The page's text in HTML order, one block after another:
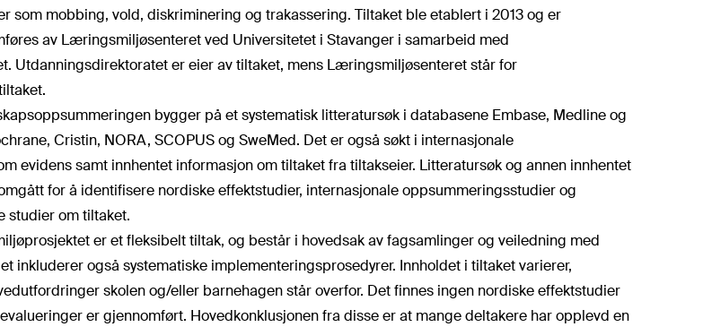
som mobbing, vold, diskriminering og trakassering. Tiltaket ble etablert i 2013 og er
av Læringsmiljøsenteret ved Universitetet i Stavanger i samarbeid med
Utdanningsdirektoratet er eier av tiltaket, mens Læringsmiljøsenteret står for
bygger på et systematisk litteratursøk i databasene Embase, Medline og
Cristin, NORA, SCOPUS og SweMed. Det er også søkt i internasjonale
evidens samt innhentet informasjon om tiltaket fra tiltakseier. Litteratursøk og annen innhentet
for å identifisere nordiske effektstudier, internasjonale oppsummeringsstudier og
studier om tiltaket.
er et fleksibelt tiltak, og består i hovedsak av fagsamlinger og veiledning med
inkluderer også systematiske implementeringsprosedyrer. Innholdet i tiltaket varierer,
skolen og/eller barnehagen står overfor. Det finnes ingen nordiske effektstudier
er gjennomført. Hovedkonklusjonen fra disse er at mange deltakere har opplevd en